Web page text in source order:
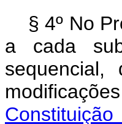
§ 4º No
a cada